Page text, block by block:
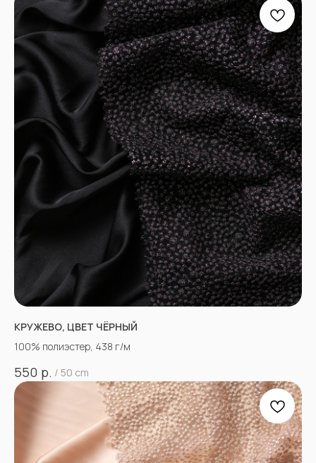
КРУЖЕВО, ЦВЕТ ЧЁРНЫЙ
100% полиэстер, 438 г/м
550 р. / 50 cm